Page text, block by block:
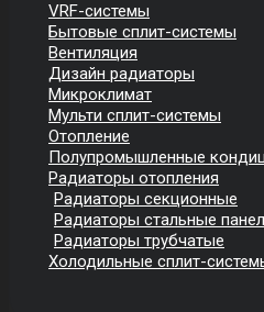
VRF-системы
Бытовые сплит-системы
Вентиляция
Дизайн радиаторы
Микроклимат
Мульти сплит-системы
Отопление
Полупромышленные
Радиаторы отопления
Радиаторы секционные
Радиаторы стальные
Радиаторы трубчатые
Холодильные сплит-